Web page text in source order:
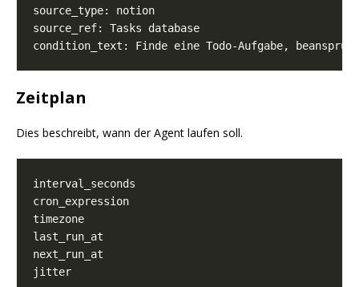
Zeitplan
Dies beschreibt, wann der Agent laufen soll.